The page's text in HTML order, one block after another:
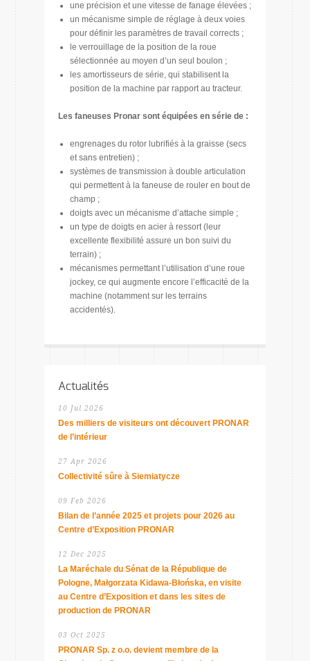
une précision et une vitesse de fanage élevées ;
un mécanisme simple de réglage à deux voies
pour définir les paramètres de travail corrects ;
le verrouillage de la position de la roue
sélectionnée au moyen d’un seul boulon ;
les amortisseurs de série, qui stabilisent la
position de la machine par rapport au tracteur.
Les faneuses Pronar sont équipées en série de :
engrenages du rotor lubrifiés à la graisse (secs
et sans entretien) ;
systèmes de transmission à double articulation
qui permettent à la faneuse de rouler en bout de
champ ;
doigts avec un mécanisme d’attache simple ;
un type de doigts en acier à ressort (leur
excellente flexibilité assure un bon suivi du
terrain) ;
mécanismes permettant l’utilisation d’une roue
jockey, ce qui augmente encore l’efficacité de la
machine (notamment sur les terrains
accidentés).
Actualités
10 Jul 2026
Des milliers de visiteurs ont découvert PRONAR
de l’intérieur
27 Apr 2026
Collectivité sûre à Siemiatycze
09 Feb 2026
Bilan de l’année 2025 et projets pour 2026 au
Centre d’Exposition PRONAR
12 Dec 2025
La Maréchale du Sénat de la République de
Pologne, Małgorzata Kidawa-Błońska, en visite
au Centre d’Exposition et dans les sites de
production de PRONAR
03 Oct 2025
PRONAR Sp. z o.o. devient membre de la